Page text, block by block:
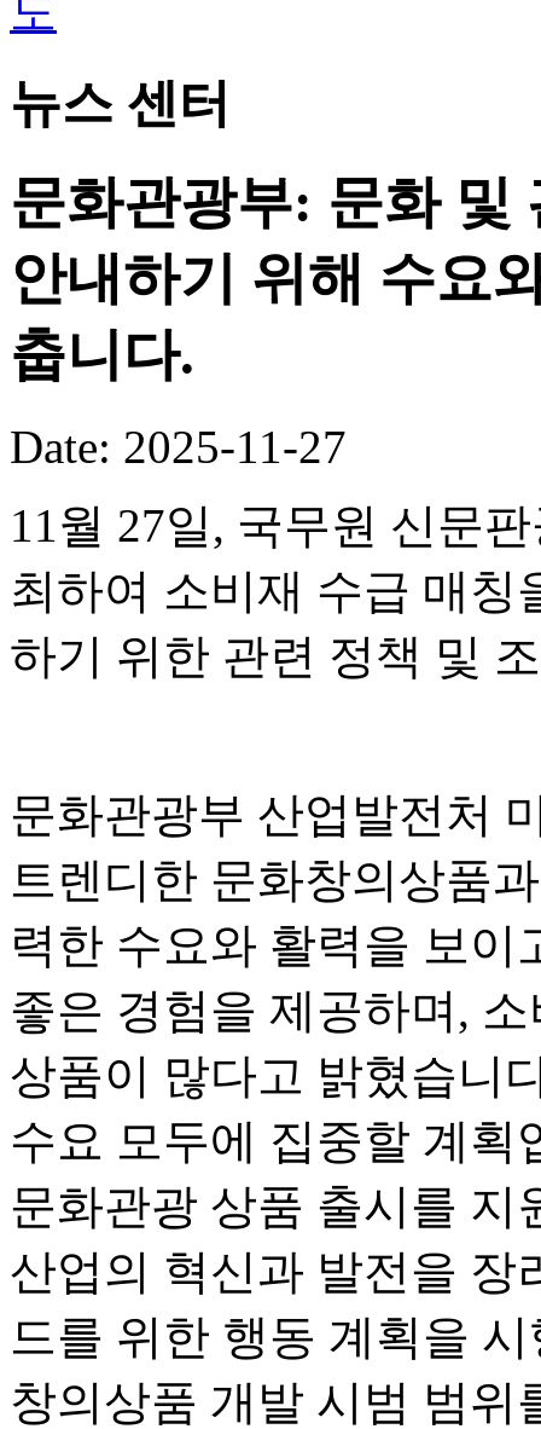
뉴스 센터
문화관광부: 문화 및
안내하기 위해 수요
춥니다.
Date: 2025-11-27
11월 27일, 국무원 신문
최하여 소비재 수급 매칭
하기 위한 관련 정책 및
문화관광부 산업발전처
트렌디한 문화창의상품
력한 수요와 활력을 보이
좋은 경험을 제공하며,
상품이 많다고 밝혔습니
수요 모두에 집중할 계획
문화관광 상품 출시를 지
산업의 혁신과 발전을 장
드를 위한 행동 계획을
창의상품 개발 시범 범위